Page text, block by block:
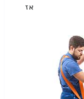
אז